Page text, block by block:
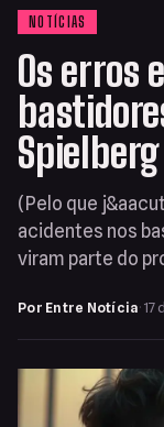
NOTÍCIAS
Os erros
Spielberg
(Pelo que
acidentes nos
viram parte do
Por Entre Notícia· 17